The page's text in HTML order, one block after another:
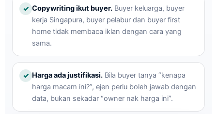
✓ Copywriting ikut buyer. Buyer keluarga, buyer
kerja Singapura, buyer pelabur dan buyer first
home tidak membaca iklan dengan cara yang
sama.
✓ Harga ada justifikasi. Bila buyer tanya “kenapa
harga macam ini?”, ejen perlu boleh jawab dengan
data, bukan sekadar “owner nak harga ini”.